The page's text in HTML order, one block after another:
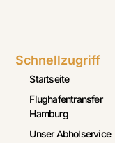
Schnellzugriff
Startseite
Flughafentransfer
Hamburg
Unser Abholservice